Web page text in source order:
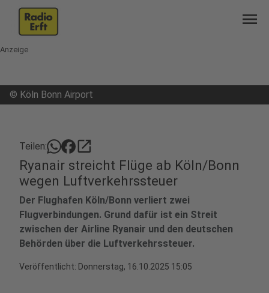
menu
Anzeige
© Köln Bonn Airport
Teilen: open_in_new
Ryanair streicht Flüge ab Köln/Bonn
wegen Luftverkehrssteuer
Der Flughafen Köln/Bonn verliert zwei
Flugverbindungen. Grund dafür ist ein Streit
zwischen der Airline Ryanair und den deutschen
Behörden über die Luftverkehrssteuer.
Veröffentlicht: Donnerstag, 16.10.2025 15:05